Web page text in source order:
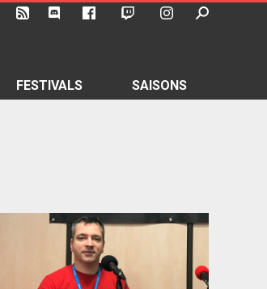
FESTIVALS SAISONS